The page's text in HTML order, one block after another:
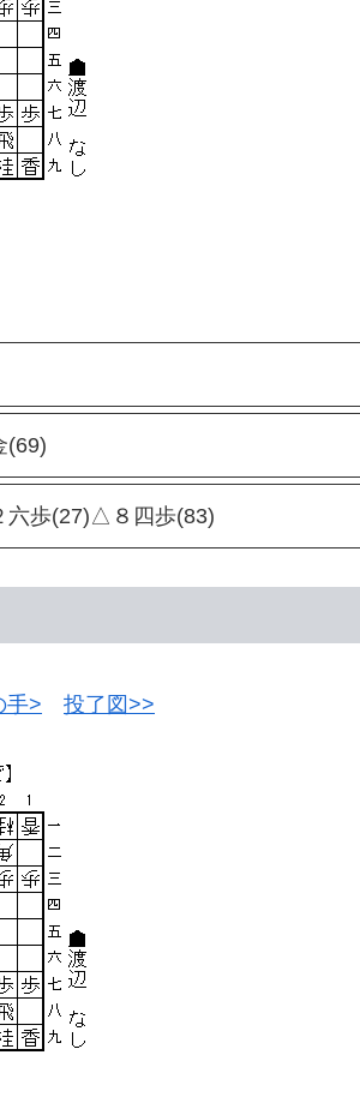
(69)
歩(27)△８四歩(83)
手> 投了図>>